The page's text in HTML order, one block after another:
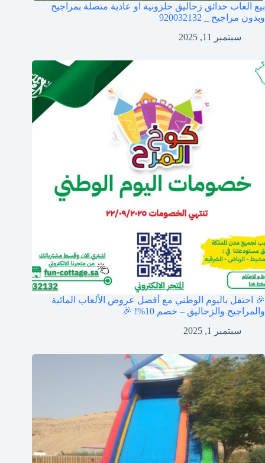
بيع العاب حدائق زحاليق حلزونية او عادية متصلة بمراجيح
وبدون مراجيح _ 920032132
سبتمبر 11, 2025
🎉 احتفل باليوم الوطني مع أفضل عروض الألعاب المائية
والمراجيح والزحاليق – خصم 10%! 🎉
سبتمبر 1, 2025